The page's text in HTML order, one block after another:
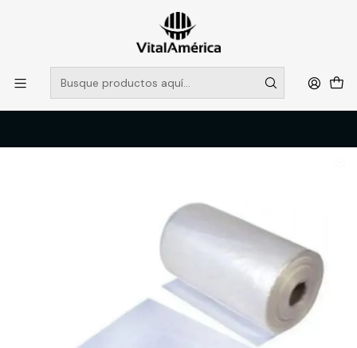
POR SISTEMA FRONTAL SOLO RETIROS EN TIENDA, DESDE
MUCHAS GRACIAS +569 5956 2237
Leer más
Inicio Catálogo
LIMPIEZA E HIGENE INDUSTRIAL
PRODUCTOS DE LIMPIEZA
ROLLO BOLSA PLASTICA PREPICADA 4.5KG 20X30CM